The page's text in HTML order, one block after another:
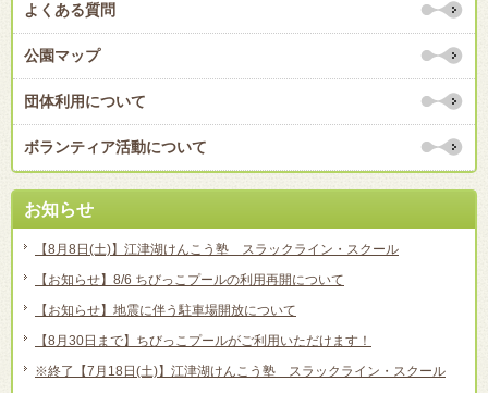
よくある質問
公園マップ
団体利用について
ボランティア活動について
お知らせ
【8月8日(土)】江津湖けんこう塾 スラックライン・スクール
【お知らせ】8/6 ちびっこプールの利用再開について
【お知らせ】地震に伴う駐車場開放について
【8月30日まで】ちびっこプールがご利用いただけます！
※終了【7月18日(土)】江津湖けんこう塾 スラックライン・スクール